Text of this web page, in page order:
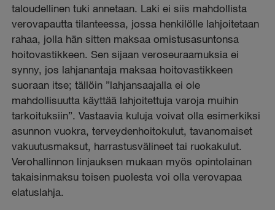
taloudellinen tuki annetaan. Laki ei siis mahdollista
verovapautta tilanteessa, jossa henkilölle lahjoitetaan
rahaa, jolla hän sitten maksaa omistusasuntonsa
hoitovastikkeen. Sen sijaan veroseuraamuksia ei
synny, jos lahjanantaja maksaa hoitovastikkeen
suoraan itse; tällöin ”lahjansaajalla ei ole
mahdollisuutta käyttää lahjoitettuja varoja muihin
tarkoituksiin”. Vastaavia kuluja voivat olla esimerkiksi
asunnon vuokra, terveydenhoitokulut, tavanomaiset
vakuutusmaksut, harrastusvälineet tai ruokakulut.
Verohallinnon linjauksen mukaan myös opintolainan
takaisinmaksu toisen puolesta voi olla verovapaa
elatuslahja.